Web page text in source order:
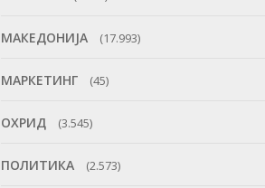
МАКЕДОНИЈА (17.993)
МАРКЕТИНГ (45)
ОХРИД (3.545)
ПОЛИТИКА (2.573)